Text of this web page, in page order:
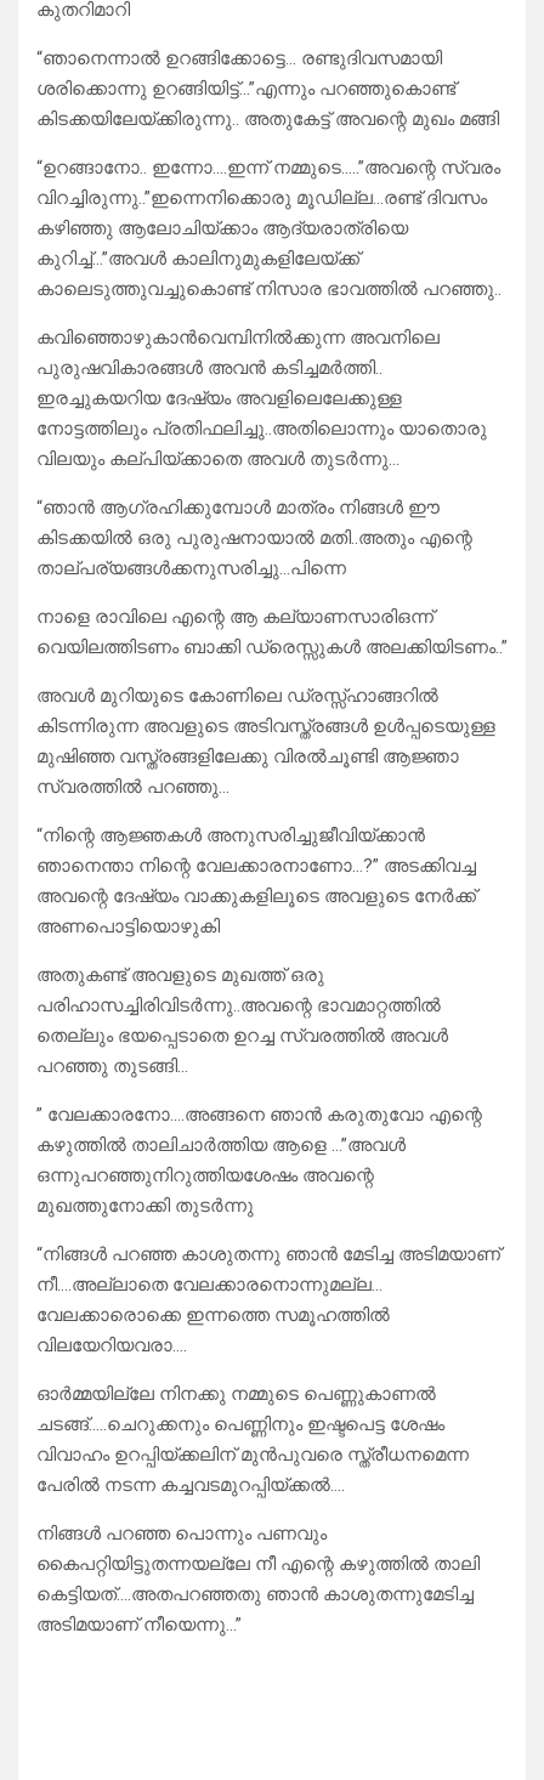
കുതറിമാറി
“ഞാനെന്നാൽ ഉറങ്ങിക്കോട്ടെ… രണ്ടുദിവസമായി
ശരിക്കൊന്നു ഉറങ്ങിയിട്ട്…”എന്നും പറഞ്ഞുകൊണ്ട്
കിടക്കയിലേയ്ക്കിരുന്നു.. അതുകേട്ട് അവന്റെ മുഖം മങ്ങി
“ഉറങ്ങാനോ.. ഇന്നോ….ഇന്ന് നമ്മുടെ…..”അവന്റെ സ്വരം
വിറച്ചിരുന്നു..”ഇന്നെനിക്കൊരു മൂഡില്ല…രണ്ട് ദിവസം
കഴിഞ്ഞു ആലോചിയ്ക്കാം ആദ്യരാത്രിയെ
കുറിച്ച്…”അവൾ കാലിനുമുകളിലേയ്ക്ക്
കാലെടുത്തുവച്ചുകൊണ്ട് നിസാര ഭാവത്തിൽ പറഞ്ഞു..
കവിഞ്ഞൊഴുകാൻവെമ്പിനിൽക്കുന്ന അവനിലെ
പുരുഷവികാരങ്ങൾ അവൻ കടിച്ചമർത്തി..
ഇരച്ചുകയറിയ ദേഷ്യം അവളിലെലേക്കുള്ള
നോട്ടത്തിലും പ്രതിഫലിച്ചു..അതിലൊന്നും യാതൊരു
വിലയും കല്പിയ്ക്കാതെ അവൾ തുടർന്നു…
“ഞാൻ ആഗ്രഹിക്കുമ്പോൾ മാത്രം നിങ്ങൾ ഈ
കിടക്കയിൽ ഒരു പുരുഷനായാൽ മതി..അതും എന്റെ
താല്പര്യങ്ങൾക്കനുസരിച്ചു…പിന്നെ
നാളെ രാവിലെ എന്റെ ആ കല്യാണസാരിഒന്ന്
വെയിലത്തിടണം ബാക്കി ഡ്രെസ്സുകൾ അലക്കിയിടണം..”
അവൾ മുറിയുടെ കോണിലെ ഡ്രസ്സ്ഹാങ്ങറിൽ
കിടന്നിരുന്ന അവളുടെ അടിവസ്ത്രങ്ങൾ ഉൾപ്പടെയുള്ള
മുഷിഞ്ഞ വസ്ത്രങ്ങളിലേക്കു വിരൽചൂണ്ടി ആജ്ഞാ
സ്വരത്തിൽ പറഞ്ഞു…
“നിന്റെ ആജ്ഞകൾ അനുസരിച്ചുജീവിയ്ക്കാൻ
ഞാനെന്താ നിന്റെ വേലക്കാരനാണോ…?” അടക്കിവച്ച
അവന്റെ ദേഷ്യം വാക്കുകളിലൂടെ അവളുടെ നേർക്ക്‌
അണപൊട്ടിയൊഴുകി
അതുകണ്ട് അവളുടെ മുഖത്ത് ഒരു
പരിഹാസച്ചിരിവിടർന്നു..അവന്റെ ഭാവമാറ്റത്തിൽ
തെല്ലും ഭയപ്പെടാതെ ഉറച്ച സ്വരത്തിൽ അവൾ
പറഞ്ഞു തുടങ്ങി…
” വേലക്കാരനോ….അങ്ങനെ ഞാൻ കരുതുവോ എന്റെ
കഴുത്തിൽ താലിചാർത്തിയ ആളെ …”അവൾ
ഒന്നുപറഞ്ഞുനിറുത്തിയശേഷം അവന്റെ
മുഖത്തുനോക്കി തുടർന്നു
“നിങ്ങൾ പറഞ്ഞ കാശുതന്നു ഞാൻ മേടിച്ച അടിമയാണ്
നീ….അല്ലാതെ വേലക്കാരനൊന്നുമല്ല…
വേലക്കാരൊക്കെ ഇന്നത്തെ സമൂഹത്തിൽ
വിലയേറിയവരാ….
ഓർമ്മയില്ലേ നിനക്കു നമ്മുടെ പെണ്ണുകാണൽ
ചടങ്ങ്…..ചെറുക്കനും പെണ്ണിനും ഇഷ്ടപെട്ട ശേഷം
വിവാഹം ഉറപ്പിയ്ക്കലിന് മുൻപുവരെ സ്ത്രീധനമെന്ന
പേരിൽ നടന്ന കച്ചവടമുറപ്പിയ്ക്കൽ….
നിങ്ങൾ പറഞ്ഞ പൊന്നും പണവും
കൈപറ്റിയിട്ടുതന്നയല്ലേ നീ എന്റെ കഴുത്തിൽ താലി
കെട്ടിയത്….അതപറഞ്ഞതു ഞാൻ കാശുതന്നുമേടിച്ച
അടിമയാണ് നീയെന്നു…”